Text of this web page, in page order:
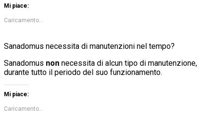
Mi piace:
Caricamento...
Sanadomus necessita di manutenzioni nel tempo?
Sanadomus non necessita di alcun tipo di manutenzione,
durante tutto il periodo del suo funzionamento.
Mi piace:
Caricamento...